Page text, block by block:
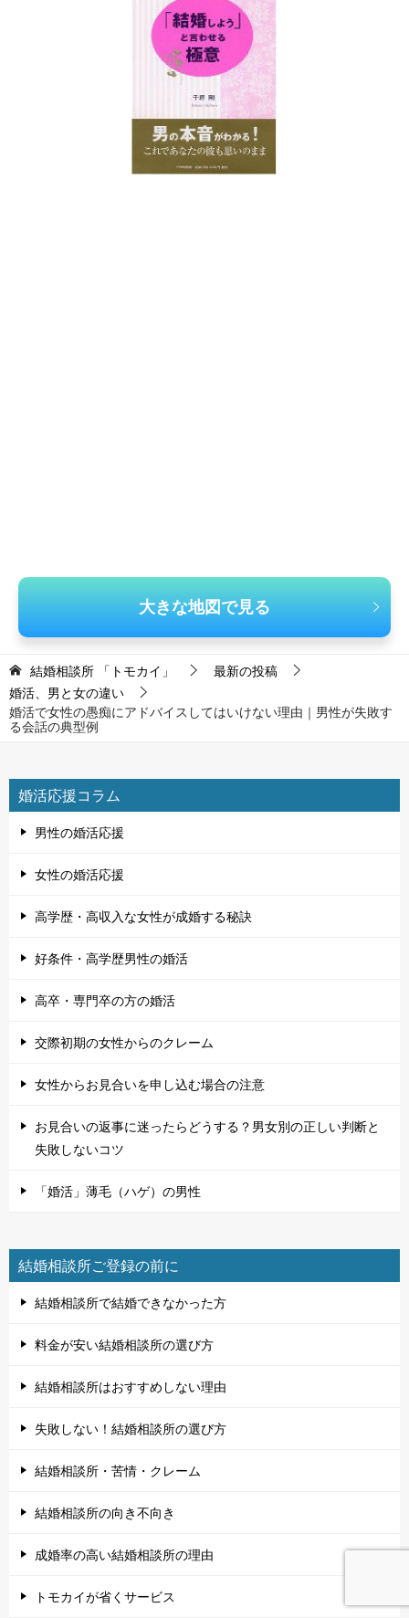
大きな地図で見る
結婚相談所 「トモカイ」
最新の投稿
婚活、男と女の違い
婚活で女性の愚痴にアドバイスしてはいけない理由｜男性が失敗す
る会話の典型例
婚活応援コラム
男性の婚活応援
女性の婚活応援
高学歴・高収入な女性が成婚する秘訣
好条件・高学歴男性の婚活
高卒・専門卒の方の婚活
交際初期の女性からのクレーム
女性からお見合いを申し込む場合の注意
お見合いの返事に迷ったらどうする？男女別の正しい判断と
失敗しないコツ
「婚活」薄毛（ハゲ）の男性
結婚相談所ご登録の前に
結婚相談所で結婚できなかった方
料金が安い結婚相談所の選び方
結婚相談所はおすすめしない理由
失敗しない！結婚相談所の選び方
結婚相談所・苦情・クレーム
結婚相談所の向き不向き
成婚率の高い結婚相談所の理由
トモカイが省くサービス